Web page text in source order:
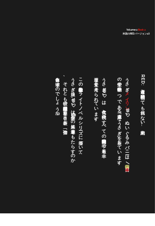
Volume 2Book 2
米国のREDバージョン1.0
RED: 運命と時間 切っても切れない... 約束
うさぎ・
メイ・リン
🐰💘 ぬいぐるみバニーは、
/日
の干支の動物の1つである「幸運 なうさぎ」を表しています。
うさぎ🐰💘は、古代と現代のすべての民間動物の中で最も幸
運な干支と考えられています。
この象徴的なライトノベルシリーズに基づいて、
うさぎ娘リン🐰💘は天少年👼の未来に幸運をもたらすのか
、それとも彼の理想主義的な世界を引き裂き、「信仰」
自体を壊すのでしょうか?